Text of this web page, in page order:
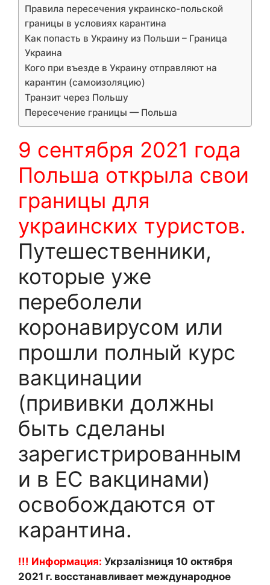
Правила пересечения украинско-польской
границы в условиях карантина
Как попасть в Украину из Польши – Граница
Украина
Кого при въезде в Украину отправляют на
карантин (самоизоляцию)
Транзит через Польшу
Пересечение границы — Польша
9 сентября 2021 года
Польша открыла свои
границы для
украинских туристов.
Путешественники,
которые уже
переболели
коронавирусом или
прошли полный курс
вакцинации
(прививки должны
быть сделаны
зарегистрированным
и в ЕС вакцинами)
освобождаются от
карантина.
!!! Информация: Укрзалізниця 10 октября
2021 г. восстанавливает международное